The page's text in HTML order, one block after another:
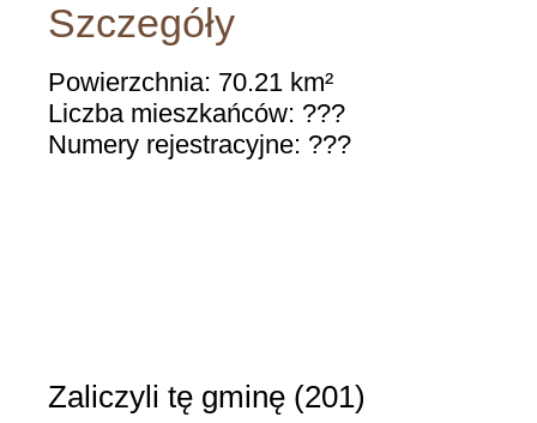
Szczegóły
Powierzchnia: 70.21 km²
Liczba mieszkańców: ???
Numery rejestracyjne: ???
Zaliczyli tę gminę (201)